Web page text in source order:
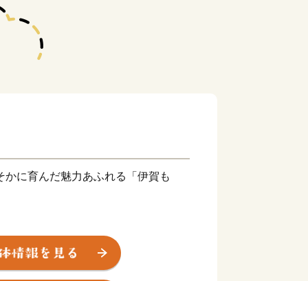
に育んだ魅力あふれる「伊賀も
として、忍者の歴史文化や精神を継
た観光やまちづくりに取り組んでい
られる伊賀上野城のふもとでは、誰